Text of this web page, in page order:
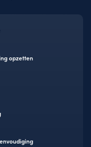
opzetten